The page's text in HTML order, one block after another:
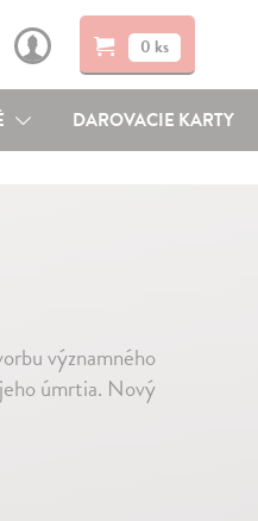
0 ks
DAROVACIE KARTY
významného
úmrtia. Nový